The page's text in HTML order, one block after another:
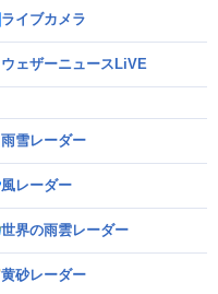
ライブカメラ
ウェザーニュースLiVE
雨雪レーダー
風レーダー
世界の雨雲レーダー
黄砂レーダー